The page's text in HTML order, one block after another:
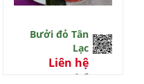
Bưởi đỏ Tân
Lạc
Liên hệ
0 đ